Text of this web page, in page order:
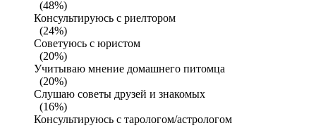
(48%)
Консультируюсь с риелтором
(24%)
Советуюсь с юристом
(20%)
Учитываю мнение домашнего питомца
(20%)
Слушаю советы друзей и знакомых
(16%)
Консультируюсь с тарологом/астрологом